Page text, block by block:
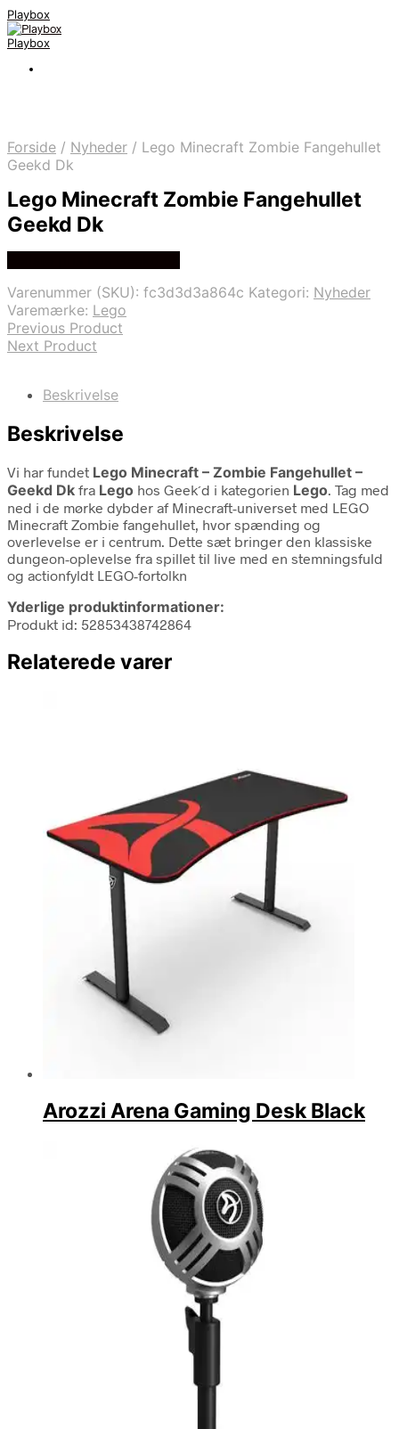
Playbox
Playbox
Forside / Nyheder / Lego Minecraft Zombie Fangehullet
Geekd Dk
Lego Minecraft Zombie Fangehullet
Geekd Dk
Varenummer (SKU): fc3d3d3a864c Kategori: Nyheder
Varemærke: Lego
Previous Product
Next Product
Beskrivelse
Beskrivelse
Vi har fundet Lego Minecraft – Zombie Fangehullet –
Geekd Dk fra Lego hos Geek´d i kategorien Lego. Tag med
ned i de mørke dybder af Minecraft-universet med LEGO
Minecraft Zombie fangehullet, hvor spænding og
overlevelse er i centrum. Dette sæt bringer den klassiske
dungeon-oplevelse fra spillet til live med en stemningsfuld
og actionfyldt LEGO-fortolkn
Yderlige produktinformationer:
Produkt id: 52853438742864
Relaterede varer
Arozzi Arena Gaming Desk Black